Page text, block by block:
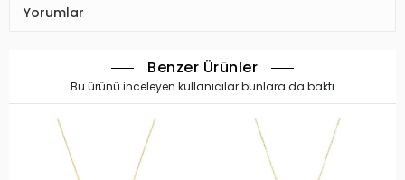
Yorumlar
Benzer Ürünler
Bu ürünü inceleyen kullanıcılar bunlara da baktı